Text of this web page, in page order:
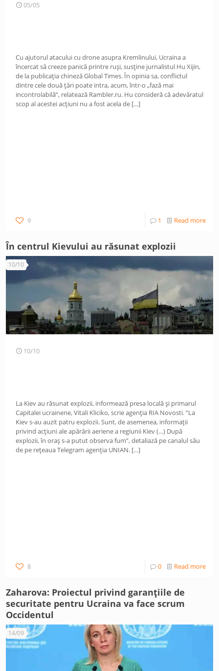
05/05
Cu ajutorul atacului cu drone asupra Kremlinului, Ucraina a
încercat să creeze panică printre ruși, susține jurnalistul Hu Xijin,
de la publicația chineză Global Times. În opinia sa, conflictul
dintre cele două țări poate intra, acum, într-o „fază mai
incontrolabilă”, relatează Rambler.ru. Hu consideră că adevăratul
scop al acestei acțiuni nu a fost acela de […]
9 1 Read more
În centrul Kievului au răsunat explozii
10/10
10/10
La Kiev au răsunat explozii, informează presa locală și primarul
Capitalei ucrainene, Vitali Kliciko, scrie agenția RIA Novosti. ”La
Kiev s-au auzit patru explozii. Sunt, de asemenea, informații
privind acțiuni ale apărării aeriene a regiunii Kiev (…) După
explozii, în oraș s-a putut observa fum”, detaliază pe canalul său
de pe rețeaua Telegram agenția UNIAN. […]
8 0 Read more
Zaharova: Proiectul privind garanțiile de
securitate pentru Ucraina va face scrum
Occidentul
14/09